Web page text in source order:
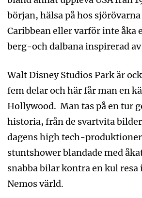
början, hälsa på hos
Caribbean eller varför inte åka
berg-och dalbana inspirerad
Walt Disney Studios Park är
fem delar och här får man en
Hollywood. Man tas på en tur
historia, från de svartvita
dagens high tech-
stuntshower blandade med
snabba bilar kontra en kul
Nemos värld.